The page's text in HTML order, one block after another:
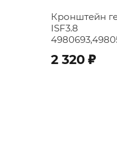
Кронштейн
ISF3.8
2 320 ;